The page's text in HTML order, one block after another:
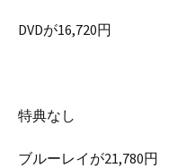
DVDが16,720円
特典なし
ブルーレイが21,780円